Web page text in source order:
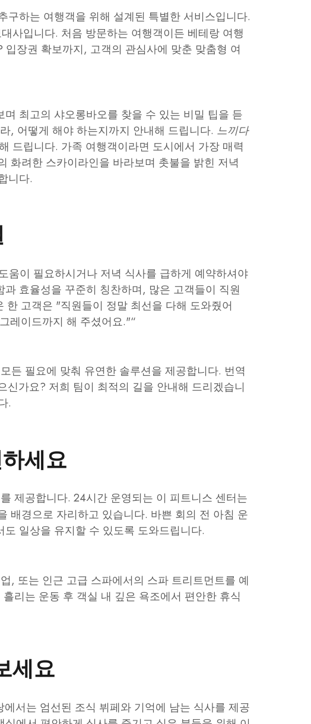
구하는 여행객을 위해 설계된 특별한 서비스입니다.
사입니다. 처음 방문하는 여행객이든 베테랑 여행
장권 확보까지, 고객의 관심사에 맞춘 맞춤형 여
최고의 샤오롱바오를 찾을 수 있는 비밀 팁을 듣
, 어떻게 해야 하는지까지 안내해 드립니다. 느끼다
드립니다. 가족 여행객이라면 도시에서 가장 매력
화려한 스카이라인을 바라보며 촛불을 밝힌 저녁
니다.
움이 필요하시거나 저녁 식사를 급하게 예약하셔야
효율성을 꾸준히 칭찬하며, 많은 고객들이 직원
고객은 "직원들이 정말 최선을 다해 도와줬어
레이드까지 해 주셨어요."“
든 필요에 맞춰 유연한 솔루션을 제공합니다. 번역
가요? 저희 팀이 최적의 길을 안내해 드리겠습니
.
세요
제공합니다. 24시간 운영되는 이 피트니스 센터는
배경으로 자리하고 있습니다. 바쁜 회의 전 아침 운
일상을 유지할 수 있도록 도와드립니다.
, 또는 인근 고급 스파에서의 스파 트리트먼트를 예
리는 운동 후 객실 내 깊은 욕조에서 편안한 휴식
세요
서는 엄선된 조식 뷔페와 기억에 남는 식사를 제공